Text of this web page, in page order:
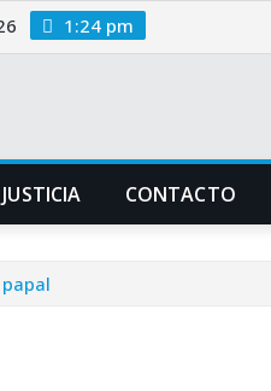
1:24 pm
JUSTICIA CONTACTO